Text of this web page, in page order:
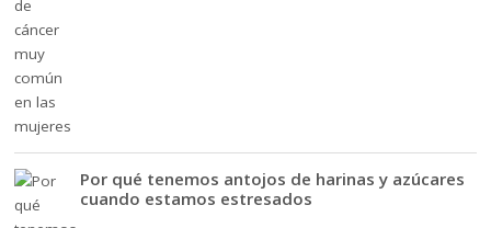
Por qué tenemos antojos de harinas y azúcares
cuando estamos estresados